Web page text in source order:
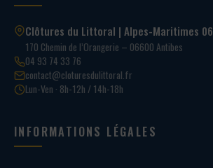
Clôtures du Littoral | Alpes-Maritimes 06
170 Chemin de l’Orangerie – 06600 Antibes
04 93 74 33 76
contact@cloturesdulittoral.fr
Lun-Ven · 8h-12h / 14h-18h
INFORMATIONS LÉGALES